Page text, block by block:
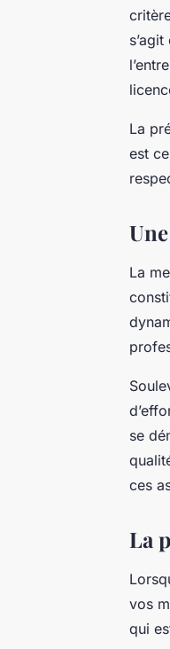
La
est
La
se
ces
La
vos
qui